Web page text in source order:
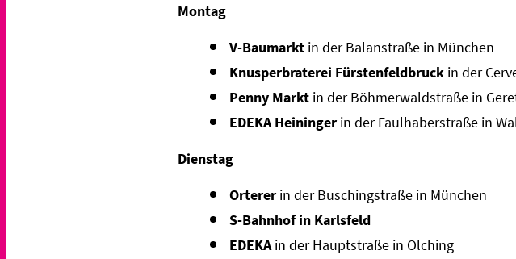
Montag
V-Baumarkt in der Balanstraße in München
Knusperbraterei Fürstenfeldbruck in der
Penny Markt in der Böhmerwaldstraße in
EDEKA Heininger in der Faulhaberstraße in
Dienstag
Orterer in der Buschingstraße in München
S-Bahnhof in Karlsfeld
EDEKAin der Hauptstraße in Olching